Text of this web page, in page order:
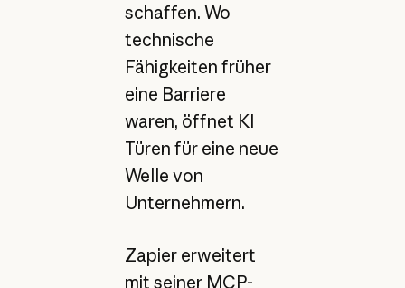
schaffen. Wo
technische
Fähigkeiten früher
eine Barriere
waren, öffnet KI
Türen für eine neue
Welle von
Unternehmern.
Zapier erweitert
mit seiner MCP-